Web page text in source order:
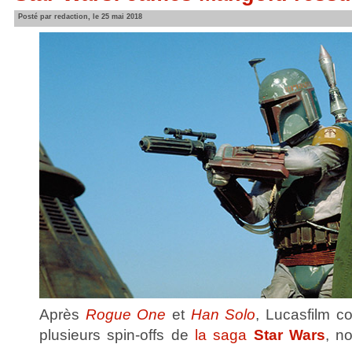
Posté par redaction, le 25 mai 2018
Après Rogue One et Han Solo, Lucasfilm
plusieurs spin-offs de la saga Star Wars,